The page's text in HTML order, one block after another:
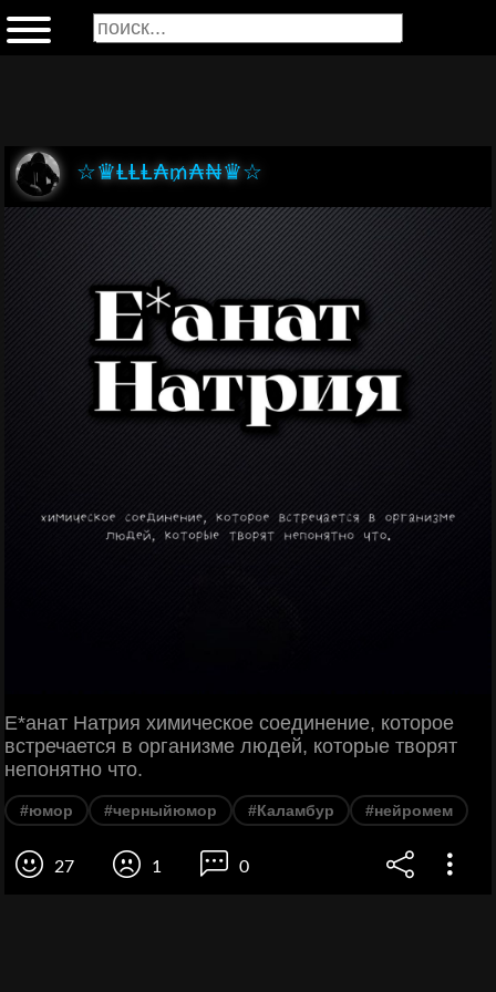
☆♛ⱠⱠⱠ₳₥₳₦♛☆
Е*анат Натрия химическое соединение, которое
встречается в организме людей, которые творят
непонятно что.
#юмор #черныйюмор #Каламбур #нейромем
27 1 0